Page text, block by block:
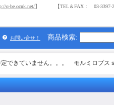
q-be.ocnk.net/】 【TEL＆FAX： 03-3397-
お問い合せ！ 商品検索:
できていません。。。 モルミロプス